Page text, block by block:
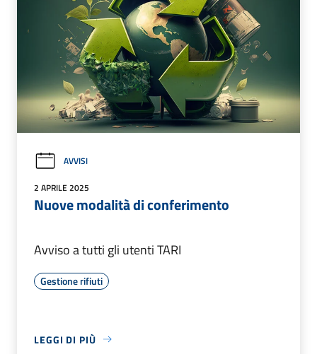
AVVISI
2 APRILE 2025
Nuove modalità di conferimento
Avviso a tutti gli utenti TARI
Gestione rifiuti
LEGGI DI PIÙ